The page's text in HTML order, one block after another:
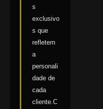
s
exclusivo
s que
refletem
a
personali
dade de
cada
cliente.C